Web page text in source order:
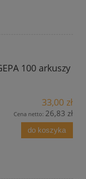
100 arkuszy
33,00 zł
Cena netto: 26,83 zł
do koszyka